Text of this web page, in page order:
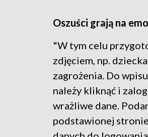
Oszuści grają na
"W tym celu
zdjęciem, np.
zagrożenia. Do
należy kliknąć i
wrażliwe dane.
podstawionej